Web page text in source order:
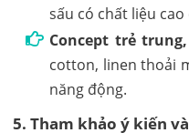
sấu có chất liệu cao
Concept trẻ
cotton, linen thoải
năng động.
5. Tham khảo ý kiến